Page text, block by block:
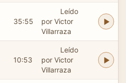
35:55
Leído
por Victor
Villarraza
10:53
Leído
por Victor
Villarraza